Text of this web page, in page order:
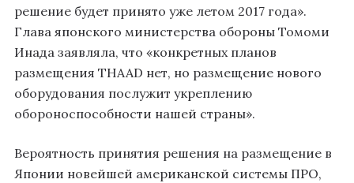
решение будет принято уже летом 2017 года».
Глава японского министерства обороны Томоми
Инада заявляла, что «конкретных планов
размещения THAAD нет, но размещение нового
оборудования послужит укреплению
обороноспособности нашей страны».
Вероятность принятия решения на размещение в
Японии новейшей американской системы ПРО,